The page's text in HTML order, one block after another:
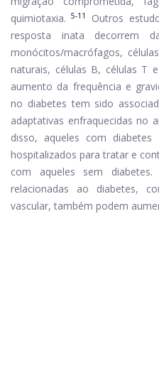
quimiotaxia. 5-11
Outros
resposta inata decorrem
monócitos/macrófagos,
naturais, células B, células T
aumento da frequência e
no diabetes tem sido
adaptativas enfraquecidas no
disso, aqueles com
hospitalizados para tratar e
com aqueles sem diabetes.
relacionadas ao diabetes,
vascular, também podem